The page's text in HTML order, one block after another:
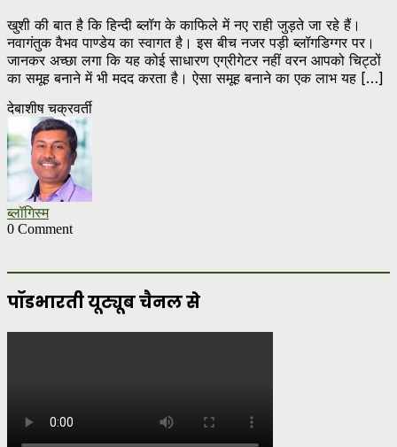
खुशी की बात है कि हिन्दी ब्लॉग के काफिले में नए राही जुड़ते जा रहे हैं।
नवागंतुक वैभव पाण्डेय का स्वागत है। इस बीच नजर पड़ी ब्लॉगडिग्गर पर।
जानकर अच्छा लगा कि यह कोई साधारण एग्रीगेटर नहीं वरन आपको चिट्ठों
का समूह बनाने में भी मदद करता है। ऐसा समूह बनाने का एक लाभ यह […]
देबाशीष चक्रवर्ती
ब्लॉगिस्म
0 Comment
पॉडभारती यूट्यूब चैनल से